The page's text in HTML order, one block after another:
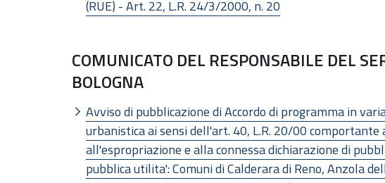
(RUE) - Art. 22, L.R. 24/3/2000, n. 20
COMUNICATO DEL RESPONSABILE DEL
BOLOGNA
Avviso di pubblicazione di Accordo di programma in
urbanistica ai sensi dell'art. 40, L.R. 20/00
all'espropriazione e alla connessa dichiarazione di
pubblica utilita': Comuni di Calderara di Reno, Anzola